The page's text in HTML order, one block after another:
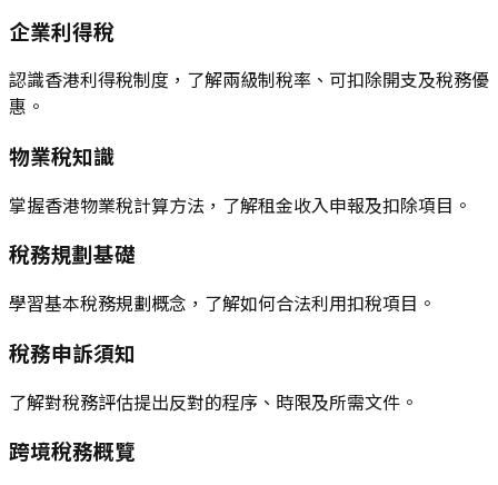
企業利得稅
認識香港利得稅制度，了解兩級制稅率、可扣除開支及稅務優
惠。
物業稅知識
掌握香港物業稅計算方法，了解租金收入申報及扣除項目。
稅務規劃基礎
學習基本稅務規劃概念，了解如何合法利用扣稅項目。
稅務申訴須知
了解對稅務評估提出反對的程序、時限及所需文件。
跨境稅務概覽